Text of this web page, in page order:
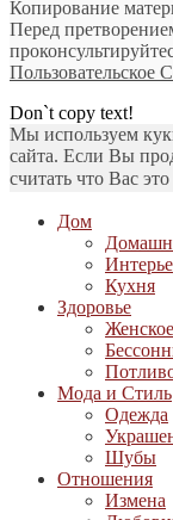
Копирование
Перед
Пользовательское
Don`t copy text!
Мы используем
сайта. Если Вы
считать что Вас это
Дом
Кухня
Здоровье
Мода и Стиль
Одежда
Шубы
Отношения
Измена